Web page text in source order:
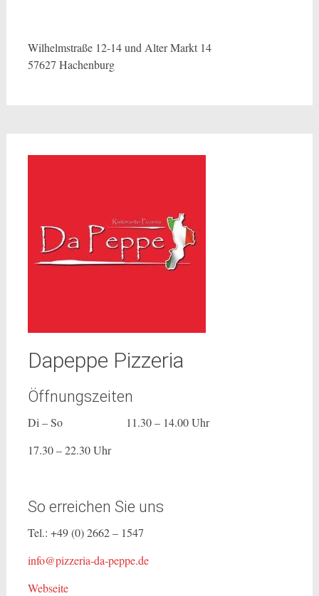
Wilhelmstraße 12-14 und Alter Markt 14
57627 Hachenburg
Dapeppe Pizzeria
Öffnungszeiten
Di – So 11.30 – 14.00 Uhr
17.30 – 22.30 Uhr
So erreichen Sie uns
Tel.: +49 (0) 2662 – 1547
info@pizzeria-da-peppe.de
Webseite